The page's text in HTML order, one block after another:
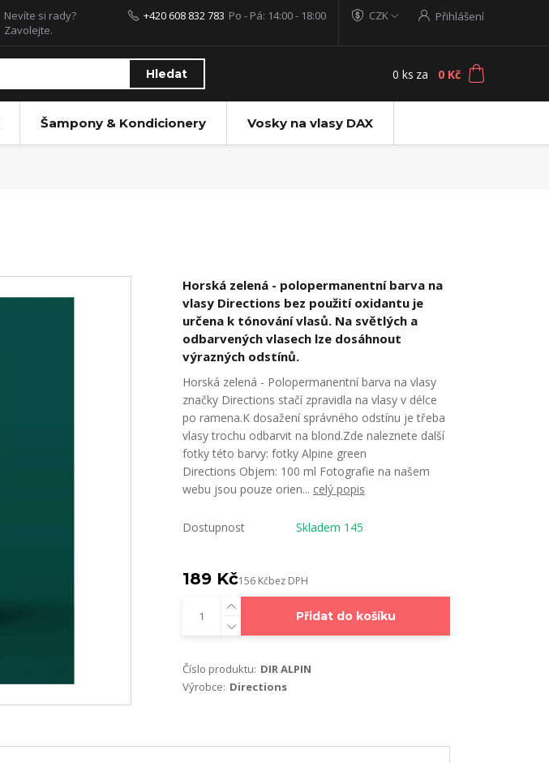
CZK Přihlášení
Hledat
Nevíte si rady?
Zavolejte.
+420 608 832 783 Po - Pá: 14:00 - 18:00
0 ks za 0 Kč
Šampony & Kondicionery Vosky na vlasy DAX
Horská zelená - polopermanentní barva na
vlasy Directions bez použití oxidantu je
určena k tónování vlasů. Na světlých a
odbarvených vlasech lze dosáhnout
výrazných odstínů.
Horská zelená - Polopermanentní barva na vlasy
značky Directions stačí zpravidla na vlasy v délce
po ramena.K dosažení správného odstínu je třeba
vlasy trochu odbarvit na blond.Zde naleznete další
fotky této barvy: fotky Alpine green
Directions Objem: 100 ml Fotografie na našem
webu jsou pouze orien... celý popis
Dostupnost Skladem 145
189 Kč156 Kčbez DPH
Přidat do košíku
Číslo produktu: DIR ALPIN
Výrobce: Directions